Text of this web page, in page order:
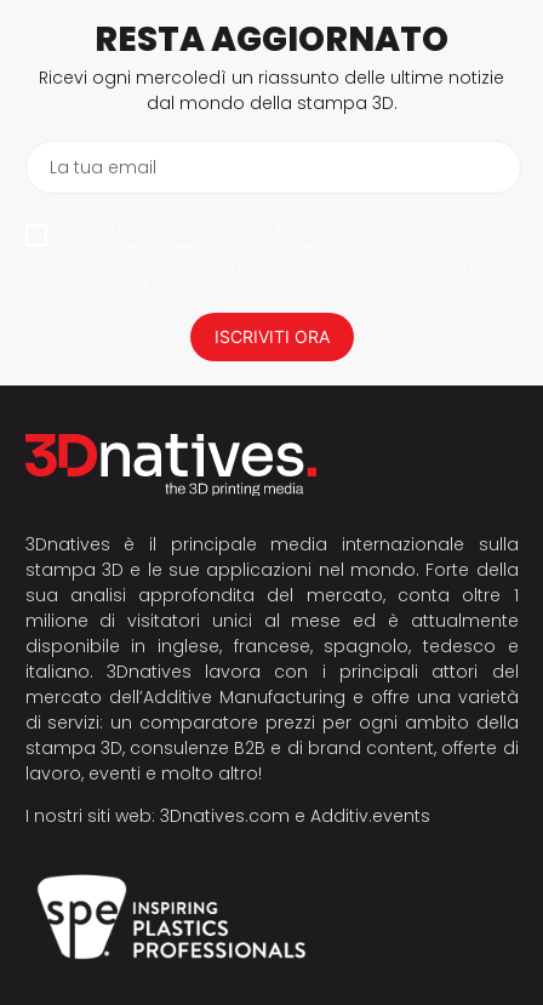
RESTA AGGIORNATO
Ricevi ogni mercoledì un riassunto delle ultime notizie
dal mondo della stampa 3D.
La tua email
ISCRIVITI ORA
3Dnatives è il principale media internazionale sulla
stampa 3D e le sue applicazioni nel mondo. Forte della
sua analisi approfondita del mercato, conta oltre 1
milione di visitatori unici al mese ed è attualmente
disponibile in inglese, francese, spagnolo, tedesco e
italiano. 3Dnatives lavora con i principali attori del
mercato dell’Additive Manufacturing e offre una varietà
di servizi: un comparatore prezzi per ogni ambito della
stampa 3D, consulenze B2B e di brand content, offerte di
lavoro, eventi e molto altro!
I nostri siti web: 3Dnatives.com e Additiv.events